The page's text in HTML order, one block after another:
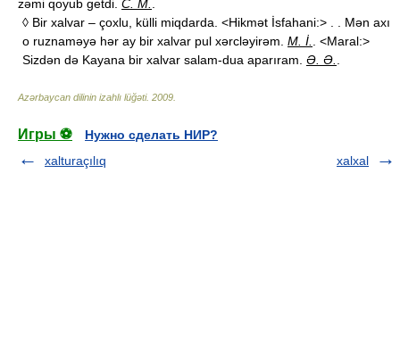
zəmi qoyub getdi. C. M.
◊ Bir xalvar – çoxlu, külli miqdarda. <Hikmət İsfahani:> . . Mən axı
o ruznaməyə hər ay bir xalvar pul xərcləyirəm. M. İ.
. <Maral:>
Sizdən də Kayana bir xalvar salam-dua aparıram. Ə. Ə.
Azərbaycan dilinin izahlı lüğəti. 2009
Игры ⚽
Нужно сделать НИР?
xalturaçılıq
xalxal